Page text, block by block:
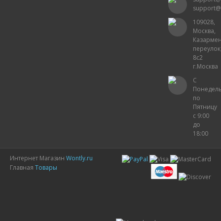
109028,
Москва,
8с2
г.Москва
С
по
Пятницу
с 9:00
до
18:00
Интернет Магазин Wontly.ru
Главная Товары